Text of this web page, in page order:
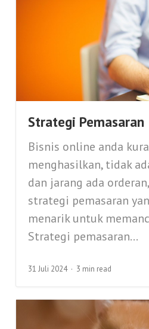
Strategi Pemasaran
Bisnis online anda
menghasilkan, tidak
dan jarang ada
strategi pemasaran
menarik untuk
Strategi pemasaran...
31 Juli 2024 3 min read